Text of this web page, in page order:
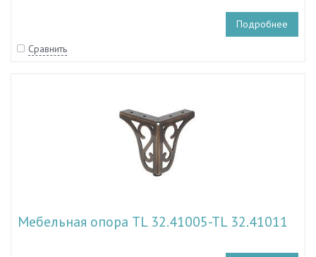
Подробнее
Сравнить
Мебельная опора TL 32.41005-TL 32.41011